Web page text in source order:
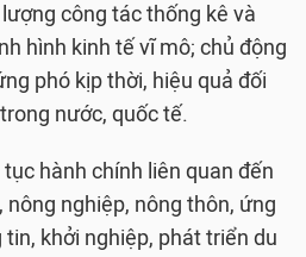
công tác thống kê và
hình kinh tế vĩ mô; chủ động
phó kịp thời, hiệu quả đối
nước, quốc tế.
hành chính liên quan đến
nông nghiệp, nông thôn, ứng
khởi nghiệp, phát triển du